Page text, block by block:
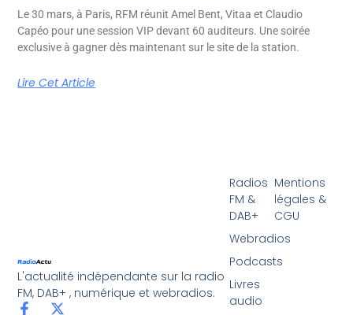
Le 30 mars, à Paris, RFM réunit Amel Bent, Vitaa et Claudio
Capéo pour une session VIP devant 60 auditeurs. Une soirée
exclusive à gagner dès maintenant sur le site de la station.
Lire Cet Article
L'actualité indépendante sur la radio
FM, DAB+ , numérique et webradios.
Radios
FM &
DAB+
Webradios
Podcasts
Livres
audio
Mentions
légales &
CGU